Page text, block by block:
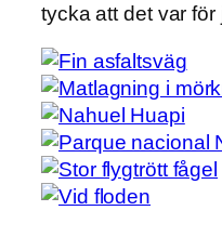
tycka att det var